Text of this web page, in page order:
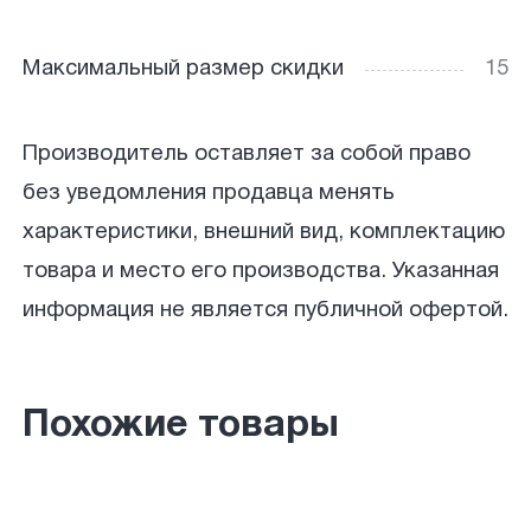
Максимальный размер скидки 15
Производитель оставляет за собой право
без уведомления продавца менять
характеристики, внешний вид, комплектацию
товара и место его производства. Указанная
информация не является публичной офертой.
Похожие товары